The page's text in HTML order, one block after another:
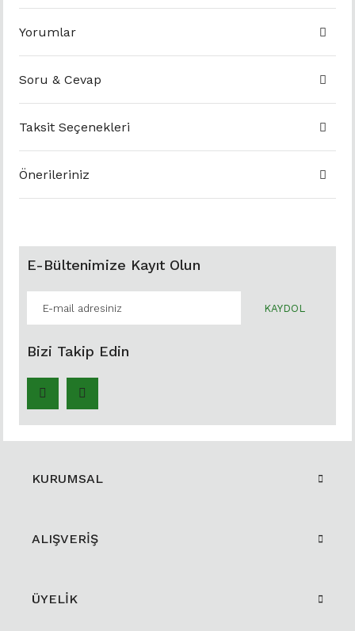
Yorumlar
Soru & Cevap
Taksit Seçenekleri
Önerileriniz
E-Bültenimize Kayıt Olun
KAYDOL
Bizi Takip Edin
KURUMSAL
ALIŞVERİŞ
ÜYELİK